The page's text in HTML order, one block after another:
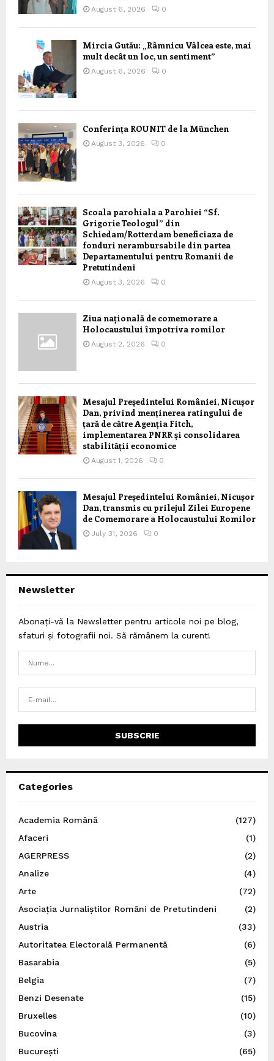
August 6, 2026 0
Mircia Gutău: „Râmnicu Vâlcea este, mai
mult decât un loc, un sentiment”
August 6, 2026 0
Conferința ROUNIT de la München
August 3, 2026 0
Scoala parohiala a Parohiei “Sf.
Grigorie Teologul” din
Schiedam/Rotterdam beneficiaza de
fonduri nerambursabile din partea
Departamentului pentru Romanii de
Pretutindeni
August 3, 2026 0
Ziua națională de comemorare a
Holocaustului împotriva romilor
August 2, 2026 0
Mesajul Președintelui României, Nicușor
Dan, privind menținerea ratingului de
țară de către Agenția Fitch,
implementarea PNRR și consolidarea
stabilității economice
August 1, 2026 0
Mesajul Președintelui României, Nicușor
Dan, transmis cu prilejul Zilei Europene
de Comemorare a Holocaustului Romilor
July 31, 2026 0
Newsletter
Abonați-vă la Newsletter pentru articole noi pe blog,
sfaturi și fotografii noi. Să rămânem la curent!
Categories
Academia Română
(127)
Afaceri
(1)
AGERPRESS
(2)
Analize
(4)
Arte
(72)
Asociația Jurnaliștilor Români de Pretutindeni
(2)
Austria
(33)
Autoritatea Electorală Permanentă
(6)
Basarabia
(5)
Belgia
(7)
Benzi Desenate
(15)
Bruxelles
(10)
Bucovina
(3)
București
(65)